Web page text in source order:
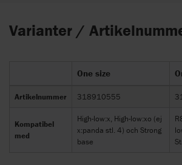
Varianter /
One size
Artikelnummer 318910555
Kompatibel
med
High-low:x, High-low:xo (ej
x:panda stl. 4) och Strong
base